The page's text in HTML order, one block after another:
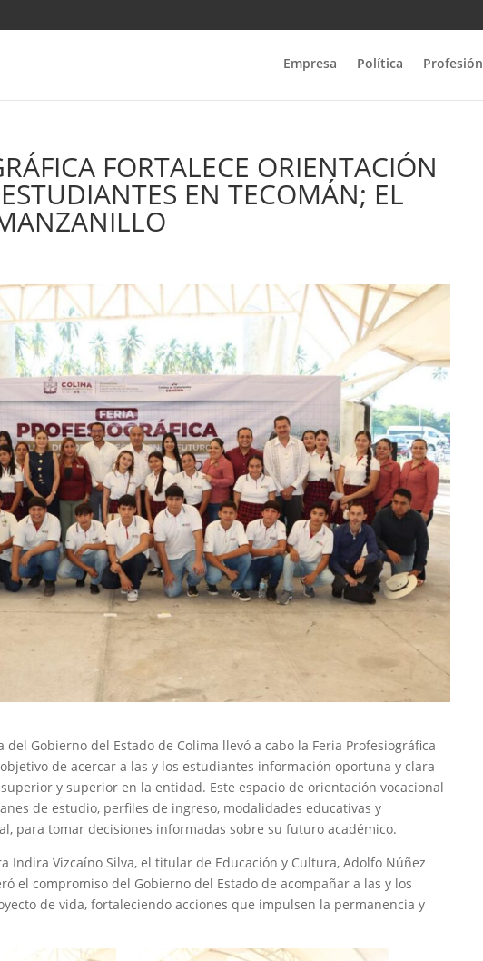
Empresa Política Profesión
FORTALECE ORIENTACIÓN
EN TECOMÁN; EL
del Gobierno del Estado de Colima llevó a cabo la Feria Profesiográfica
de acercar a las y los estudiantes información oportuna y clara
y superior en la entidad. Este espacio de orientación vocacional
de estudio, perfiles de ingreso, modalidades educativas y
para tomar decisiones informadas sobre su futuro académico.
Indira Vizcaíno Silva, el titular de Educación y Cultura, Adolfo Núñez
el compromiso del Gobierno del Estado de acompañar a las y los
de vida, fortaleciendo acciones que impulsen la permanencia y